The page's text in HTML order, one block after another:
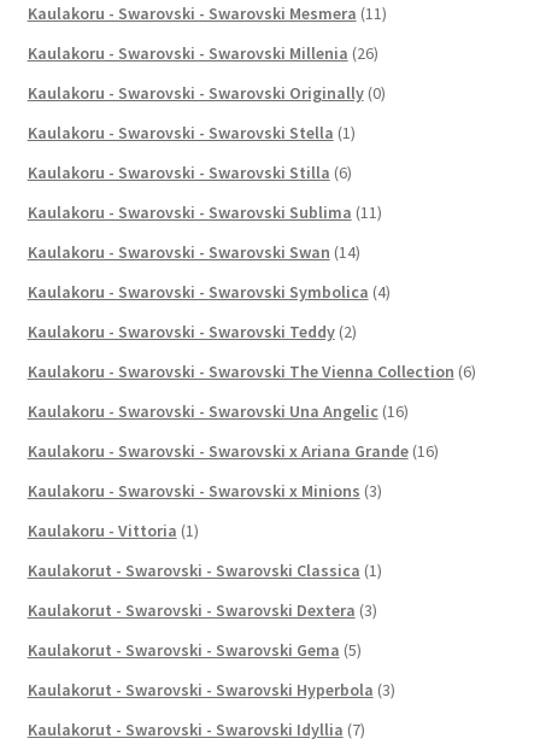
Kaulakoru - Swarovski - Swarovski Mesmera (11)
Kaulakoru - Swarovski - Swarovski Millenia (26)
Kaulakoru - Swarovski - Swarovski Originally (0)
Kaulakoru - Swarovski - Swarovski Stella (1)
Kaulakoru - Swarovski - Swarovski Stilla (6)
Kaulakoru - Swarovski - Swarovski Sublima (11)
Kaulakoru - Swarovski - Swarovski Swan (14)
Kaulakoru - Swarovski - Swarovski Symbolica (4)
Kaulakoru - Swarovski - Swarovski Teddy (2)
Kaulakoru - Swarovski - Swarovski The Vienna Collection (6)
Kaulakoru - Swarovski - Swarovski Una Angelic (16)
Kaulakoru - Swarovski - Swarovski x Ariana Grande (16)
Kaulakoru - Swarovski - Swarovski x Minions (3)
Kaulakoru - Vittoria (1)
Kaulakorut - Swarovski - Swarovski Classica (1)
Kaulakorut - Swarovski - Swarovski Dextera (3)
Kaulakorut - Swarovski - Swarovski Gema (5)
Kaulakorut - Swarovski - Swarovski Hyperbola (3)
Kaulakorut - Swarovski - Swarovski Idyllia (7)